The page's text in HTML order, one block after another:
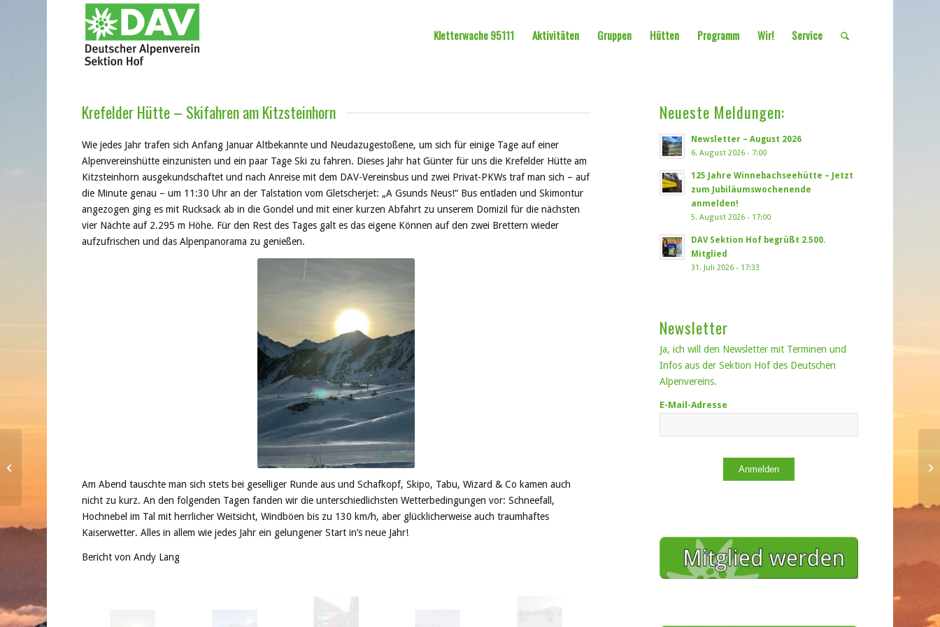
Kletterwache 95111 Aktivitäten Gruppen Hütten Programm Wir! Service
Krefelder Hütte – Skifahren am Kitzsteinhorn
Wie jedes Jahr trafen sichAnfang Januar Altbekannte und Neudazugestoßene, um sich für einige Tage auf einer
Alpenvereinshütte einzunisten und ein paar Tage Ski zu fahren. Dieses Jahr hat Günter für uns die Krefelder Hütte am
Kitzsteinhorn ausgekundschaftet und nach Anreise mit dem DAV-Vereinsbus und zwei Privat-PKWs traf man sich – auf
die Minute genau –um 11:30 Uhr an der Talstation vom Gletscherjet: „AGsunds Neus!“ Bus entladen und Skimontur
angezogen ging es mit Rucksack ab in die Gondel und mit einer kurzen Abfahrt zu unserem Domizil für die nächsten
vier Nächte auf 2.295 m Höhe. Für den Rest des Tages galt es das eigene Können auf den zwei Brettern wieder
aufzufrischen und das Alpenpanorama zu genießen.
Am Abend tauschte man sich stets bei geselliger Runde aus und Schafkopf, Skipo, Tabu, Wizard & Co kamen auch
nicht zu kurz. An den folgenden Tagen fanden wir die unterschiedlichsten Wetterbedingungen vor: Schneefall,
Hochnebel im Tal mit herrlicher Weitsicht, Windböen bis zu 130 km/h, aber glücklicherweise auch traumhaftes
Kaiserwetter. Alles in allem wie jedes Jahr ein gelungener Start in’s neue Jahr!
Bericht von Andy Lang
Neueste Meldungen:
Newsletter – August 2026
6. August 2026 - 7:00
125 Jahre Winnebachseehütte – Jetzt
zum Jubiläumswochenende
anmelden!
5. August 2026 - 17:00
DAV Sektion Hof begrüßt 2.500.
Mitglied
31. Juli 2026 - 17:33
Newsletter
Ja, ich will den Newsletter mit Terminen und
Infos aus der Sektion Hof des Deutschen
Alpenvereins.
E-Mail-Adresse
Anmelden